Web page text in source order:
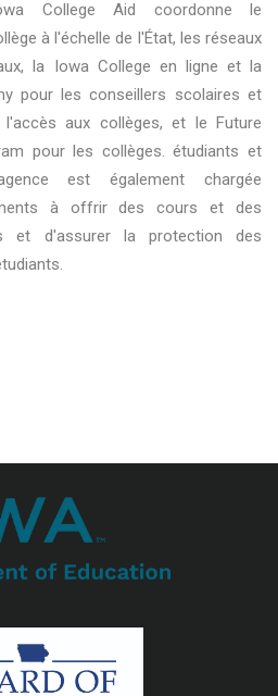
College Aid coordonne le
à l'échelle de l'État, les réseaux
la Iowa College en ligne et la
pour les conseillers scolaires et
aux collèges, et le Future
pour les collèges. étudiants et
est également chargée
à offrir des cours et des
et d'assurer la protection des